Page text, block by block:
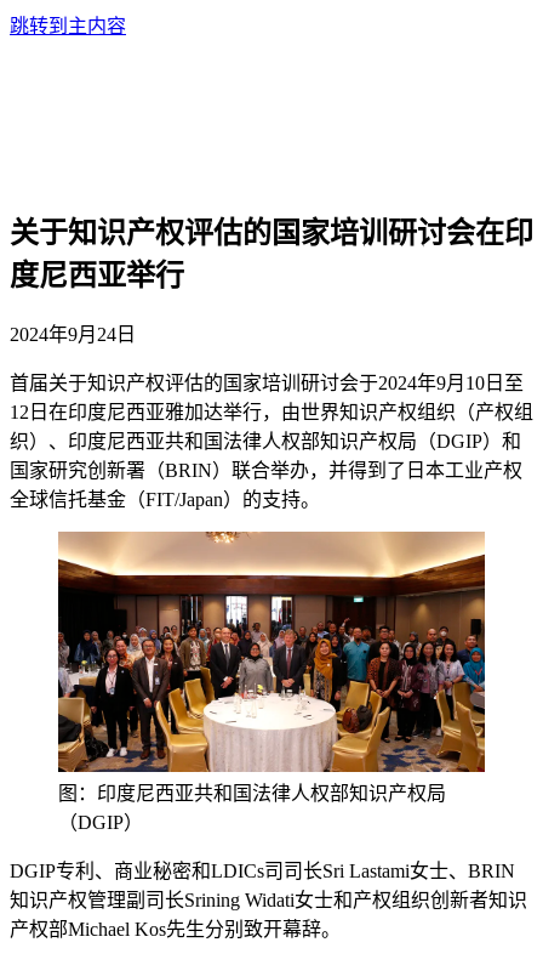
跳转到主内容
关于知识产权评估的国家培训研讨会在印
度尼西亚举行
2024年9月24日
首届关于知识产权评估的国家培训研讨会于2024年9月10日至
12日在印度尼西亚雅加达举行，由世界知识产权组织（产权组
织）、印度尼西亚共和国法律人权部知识产权局（DGIP）和
国家研究创新署（BRIN）联合举办，并得到了日本工业产权
全球信托基金（FIT/Japan）的支持。
图：印度尼西亚共和国法律人权部知识产权局
（DGIP）
DGIP专利、商业秘密和LDICs司司长Sri Lastami女士、BRIN
知识产权管理副司长Srining Widati女士和产权组织创新者知识
产权部Michael Kos先生分别致开幕辞。